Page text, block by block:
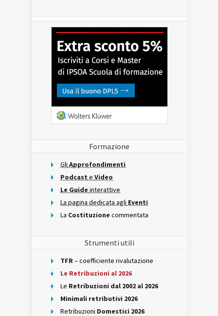
Formazione
Gli Approfondimenti
Podcast e Video
Le Guide interattive
La pagina dedicata agli Eventi
La Costituzione commentata
Strumenti utili
TFR– coefficiente rivalutazione
Le Retribuzioni al 2026
Le Retribuzioni dal 2002 al 2026
Minimali retributivi 2026
Retribuzioni Domestici 2026